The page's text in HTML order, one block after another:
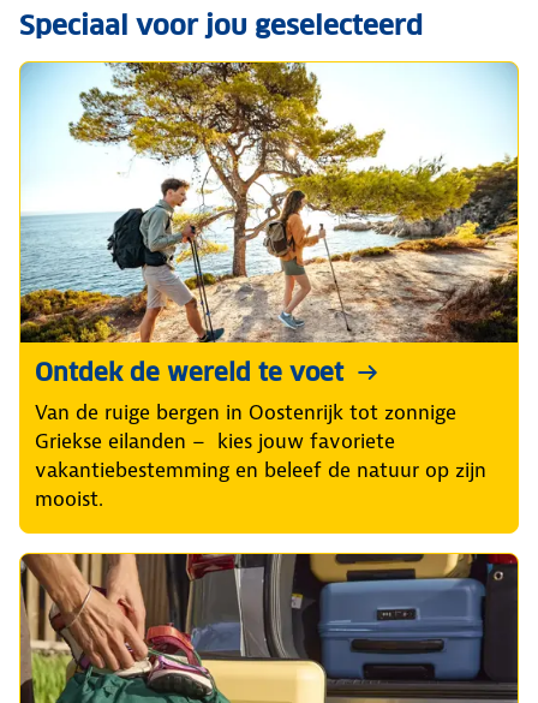
Speciaal voor jou geselecteerd
Ontdek de wereld te voet
Van de ruige bergen in Oostenrijk tot zonnige
Griekse eilanden – kies jouw favoriete
vakantiebestemming en beleef de natuur op zijn
mooist.